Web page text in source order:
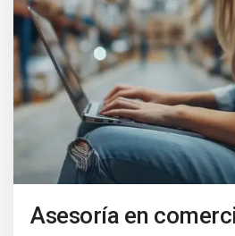
Asesoría en